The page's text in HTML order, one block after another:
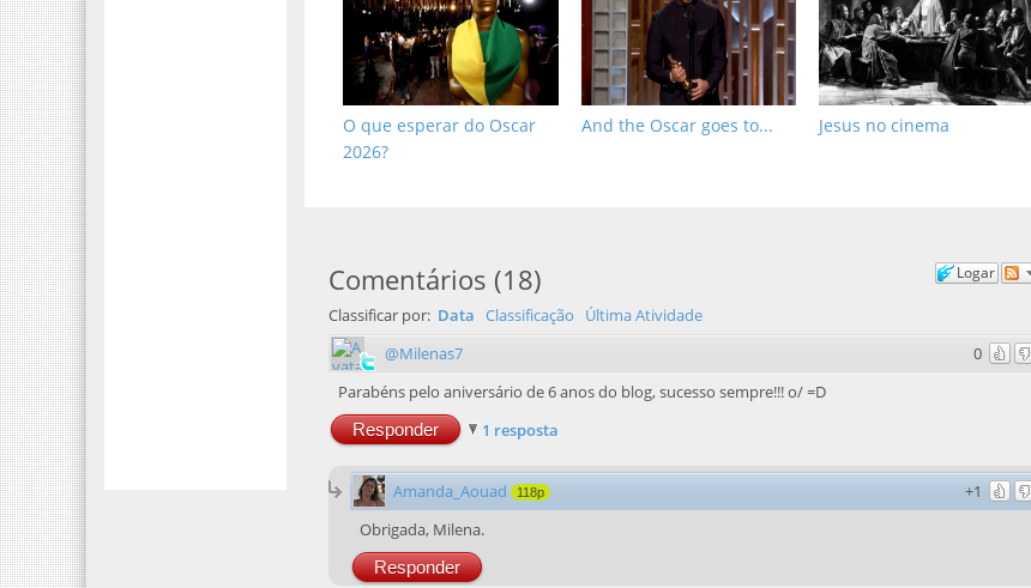
Jesus no cinema
And the Oscar goes to...
O que esperar do Oscar
2026?
Logar
Comentários (18)
Classificar por: Data Classificação
Última Atividade
0
@Milenas7
Parabéns pelo aniversário de 6 anos do blog, sucesso sempre!!! o/ =D
Responder 1 resposta
+1
Amanda_Aouad 118p
Obrigada, Milena.
Responder